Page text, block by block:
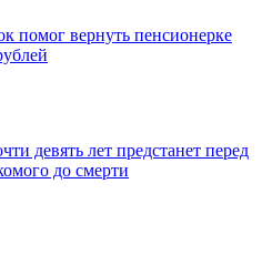
помог вернуть пенсионерке
девять лет предстанет перед
до смерти